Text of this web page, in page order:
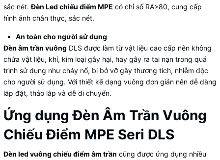
sắc nét.Đèn Led chiếu điểm MPE có chỉ số RA>80, cung cấp
hình ảnh chân thực, sắc nét.
An toàn cho người sử dụng
Đèn âm trần vuông DLS được làm từ vật liệu cao cấp nên không
chứa vật liệu, khí, kim loại gây hại, hay gây ra tai nạn trong quá
trình sử dụng như cháy nổ, bị bở vỡ gây thương tích, nhiễm độc
cho người sử dụng. Với thiết kế dạng vuông đơn giản nên dễ dàng
lắp đặt, tháo lắp và dễ di chuyển.
Ứng dụng Đèn Âm Trần Vuông
Chiếu Điểm MPE Seri DLS
Đèn led vuông chiếu điểm âm trần cũng được ứng dụng nhiều